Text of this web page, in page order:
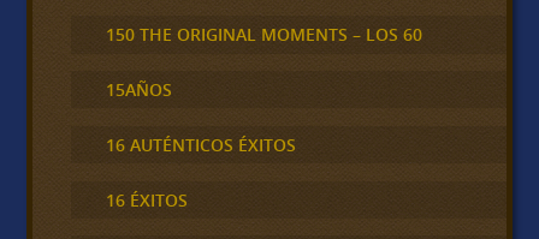
150 THE ORIGINAL MOMENTS – LOS 60
15AÑOS
16 AUTÉNTICOS ÉXITOS
16 ÉXITOS